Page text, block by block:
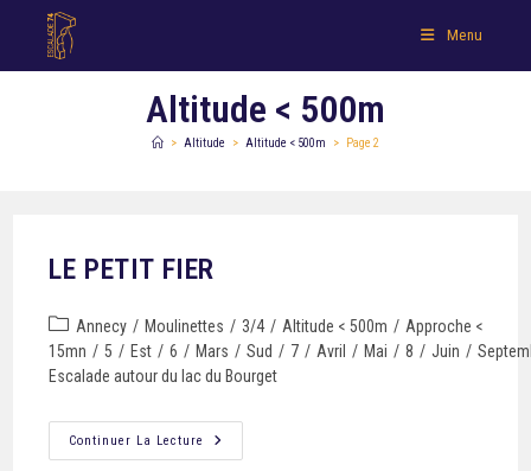
Menu
Altitude < 500m
> Altitude > Altitude < 500m > Page 2
LE PETIT FIER
Annecy / Moulinettes / 3/4 / Altitude < 500m / Approche <
15mn / 5 / Est / 6 / Mars / Sud / 7 / Avril / Mai / 8 / Juin /
Escalade autour du lac du Bourget
Continuer La Lecture